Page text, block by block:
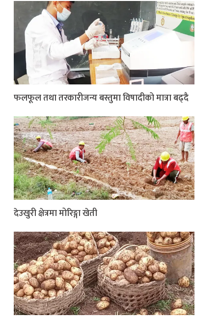
फलफूल तथा तरकारीजन्य बस्तुमा विषादीको मात्रा बढ्दै
देउखुरी क्षेत्रमा मोरिङ्गा खेती